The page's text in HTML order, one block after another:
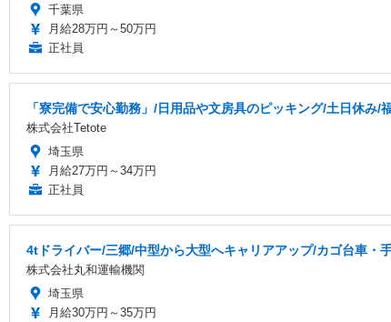
千葉県
月給28万円～50万円
正社員
「寮完備で安心勤務」/日用品や文房具のピッキング/土日休み/
株式会社Tetote
埼玉県
月給27万円～34万円
正社員
4tドライバー/三郷/中型から大型へキャリアアップ/カゴ台車・
株式会社丸和運輸機関
埼玉県
月給30万円～35万円